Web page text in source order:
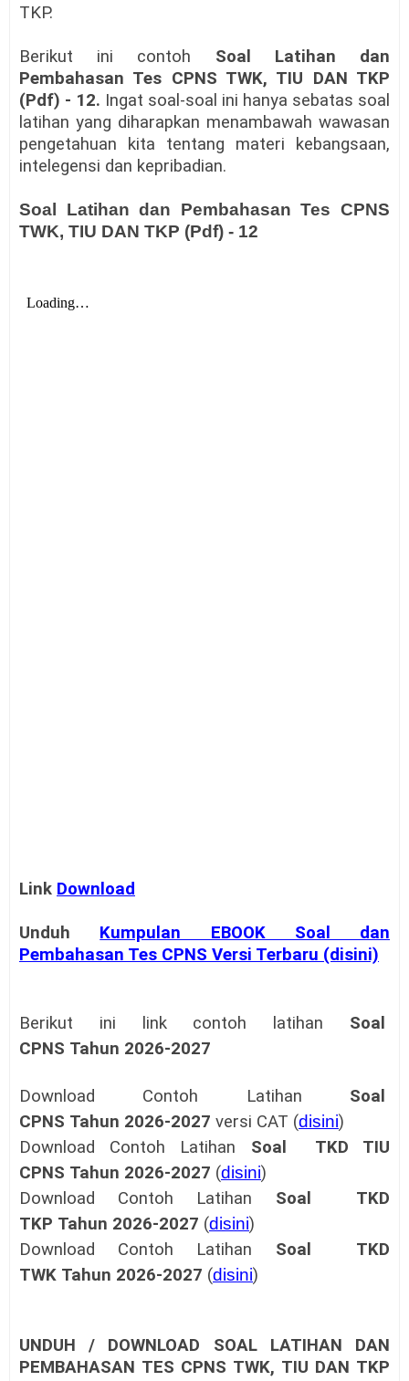
TKP.
Berikut ini contoh Soal Latihan dan
Pembahasan Tes CPNS TWK, TIU DAN TKP
(Pdf) - 12. Ingat soal-soal ini hanya sebatas soal
latihan yang diharapkan menambawah wawasan
pengetahuan kita tentang materi kebangsaan,
intelegensi dan kepribadian.
Soal Latihan dan Pembahasan Tes CPNS
TWK, TIU DAN TKP (Pdf) - 12
Link Download
Unduh Kumpulan EBOOK Soal dan
Pembahasan Tes CPNS Versi Terbaru (disini)
Berikut ini link contoh latihan Soal
CPNS Tahun 2026-2027
Download Contoh Latihan Soal
CPNS Tahun 2026-2027 versi CAT (disini)
Download Contoh Latihan Soal TKD TIU
CPNS Tahun 2026-2027 (disini)
Download Contoh Latihan Soal TKD
TKP Tahun 2026-2027 (disini)
Download Contoh Latihan Soal TKD
TWK Tahun 2026-2027 (disini)
UNDUH / DOWNLOAD SOAL LATIHAN DAN
PEMBAHASAN TES CPNS TWK, TIU DAN TKP